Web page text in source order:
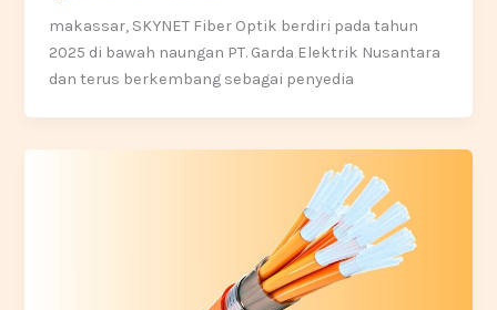
makassar, SKYNET Fiber Optik berdiri pada tahun
2025 di bawah naungan PT. Garda Elektrik Nusantara
dan terus berkembang sebagai penyedia